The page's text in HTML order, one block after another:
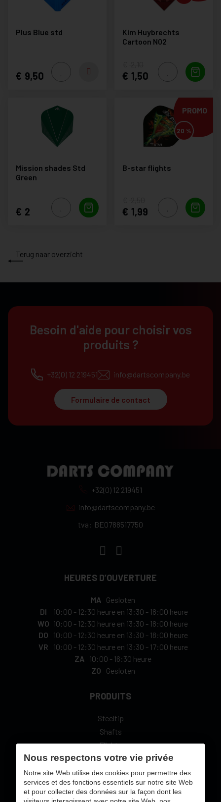
Plus Blue std
9,50
Kim Huybrechts
Cartoon N02
1,50
Mission shades Std
Green
2
PROMO
20 %
B-star flights
1,99
Terug naar overzicht
Besoin d'aide pour choisir vos
produits ?
+32(0) 12 219451 info@dartscompany.be
Formulaire de contact
+32(0) 12 219451
info@dartscompany.be
tva: BE0788517750
HEURES D’OUVERTURE
MA
Gesloten
DI
10:00 - 12:30 heure en 13:30 - 18:00 heure
WO 10:00 - 12:30 heure en 13:30 - 18:00 heure
DO
10:00 - 12:30 heure en 13:30 - 18:00 heure
VR
10:00 - 12:30 heure en 13:30 - 17:00 heure
ZA
10:00 - 16:30 heure
ZO
Gesloten
PRODUITS
Steeltip
Shafts
Flights
L-Style
Nous respectons votre vie privée
Notre site Web utilise des cookies pour permettre des
services et des fonctions essentiels sur notre site Web
et pour collecter des données sur la façon dont les